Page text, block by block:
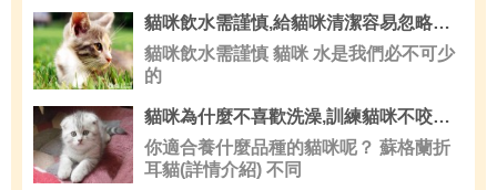
貓咪飲水需謹慎,給貓咪清潔容易忽略的方面
貓咪飲水需謹慎 貓咪 水是我們必不可少
的
貓咪為什麼不喜歡洗澡,訓練貓咪不咬人方法
你適合養什麼品種的貓咪呢？ 蘇格蘭折
耳貓(詳情介紹) 不同